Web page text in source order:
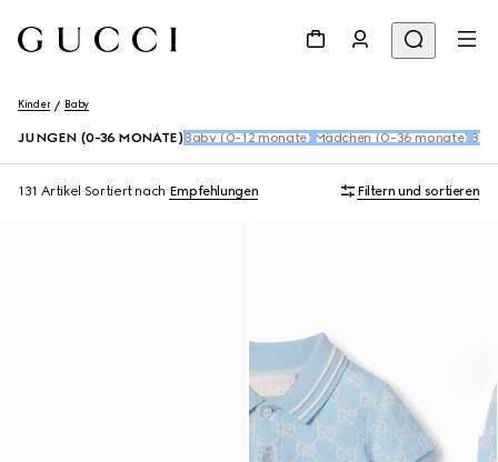
Kinder Baby
JUNGEN (0-36 MONATE) Baby (0-12 monate) Mädchen (0-36 monate)
131 Artikel Sortiert nach Empfehlungen Filtern und sortieren